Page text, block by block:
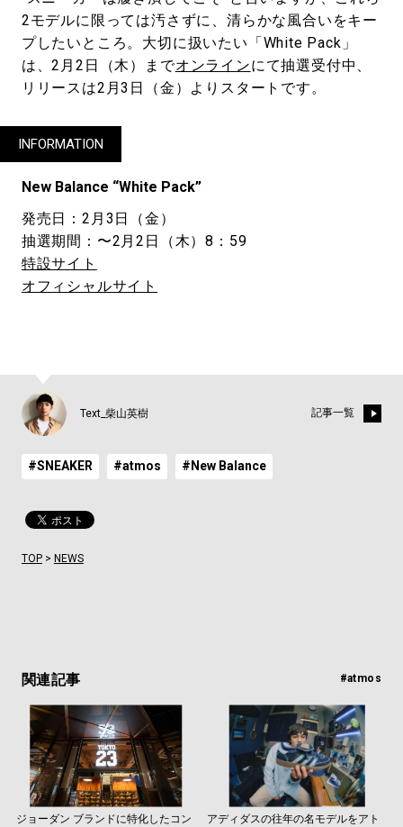
2モデルに限っては汚さずに、清らかな風合いをキー
プしたいところ。大切に扱いたい「White Pack」
は、2月2日（木）までオンラインにて抽選受付中、
リリースは2月3日（金）よりスタートです。
INFORMATION
New Balance “White Pack”
発売日：2月3日（金）
抽選期間：〜2月2日（木）8：59
特設サイト
オフィシャルサイト
Text_柴山英樹 記事一覧
#SNEAKER #atmos #New Balance
TOP> NEWS
関連記事 #atmos
ジョーダン ブランドに特化したコン
アディダスの往年の名モデルをアト